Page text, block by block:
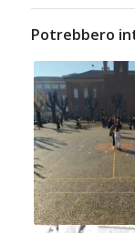
Potrebbero